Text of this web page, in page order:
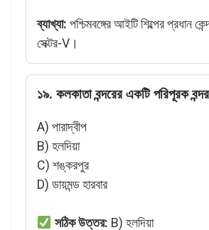
ব্যাখ্যা: পশ্চিমবঙ্গের আইটি শিল্পের প্রধান
সেক্টর-V।
১৯. কলকাতা বন্দরের একটি পরিপূরক
A) পারাদ্বীপ
B) হলদিয়া
C) শঙ্করপুর
D) ডায়মন্ড হারবার
সঠিক উত্তর: B) হলদিয়া